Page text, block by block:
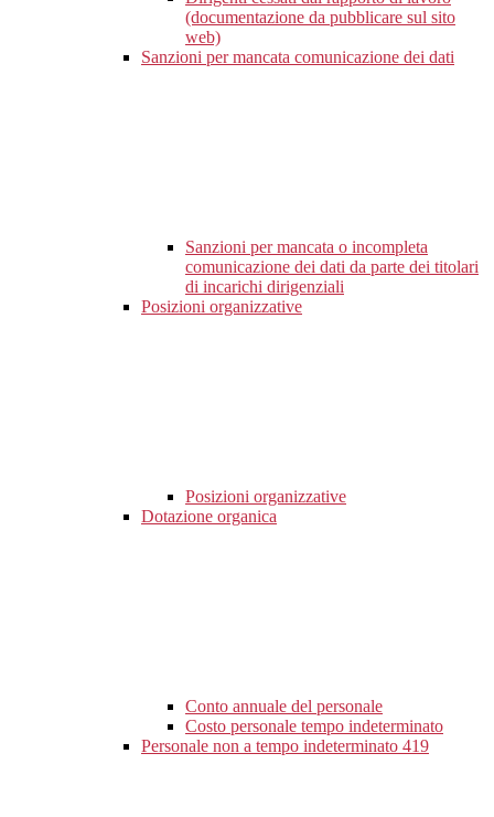
(documentazione da pubblicare sul sito
web)
Sanzioni per mancata comunicazione dei dati
Sanzioni per mancata o incompleta
comunicazione dei dati da parte dei titolari
di incarichi dirigenziali
Posizioni organizzative
Posizioni organizzative
Dotazione organica
Conto annuale del personale
Costo personale tempo indeterminato
Personale non a tempo indeterminato 419